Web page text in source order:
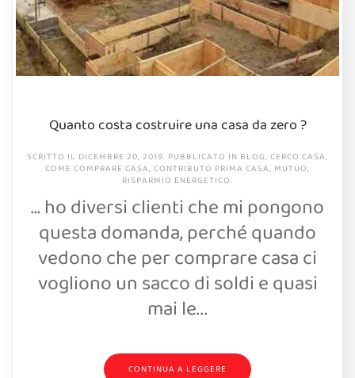
Quanto costa costruire una casa da zero ?
SCRITTO IL DICEMBRE 20, 2019. PUBBLICATO IN BLOG, CERCO CASA,
COME COMPRARE CASA, CONTRIBUTO PRIMA CASA, MUTUO,
RISPARMIO ENERGETICO.
… ho diversi clienti che mi pongono
questa domanda, perché quando
vedono che per comprare casa ci
vogliono un sacco di soldi e quasi
mai le...
CONTINUA A LEGGERE